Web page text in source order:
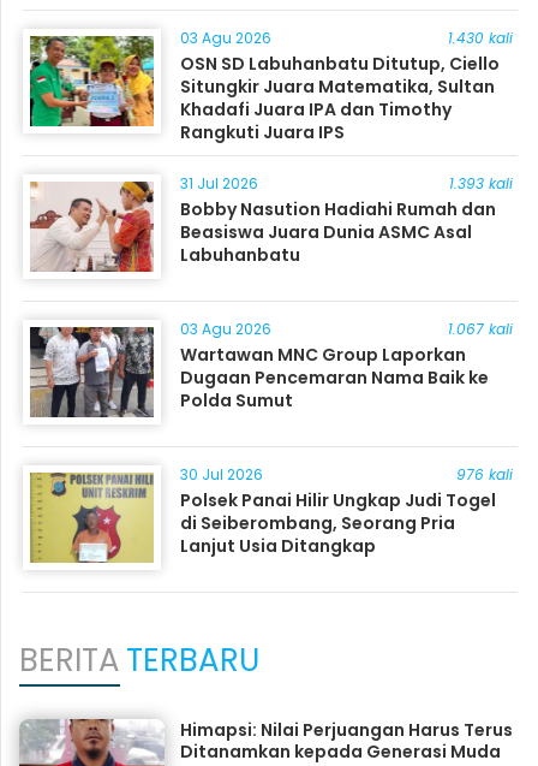
03 Agu 2026 1.430 kali
OSN SD Labuhanbatu Ditutup, Ciello
Situngkir Juara Matematika, Sultan
Khadafi Juara IPA dan Timothy
Rangkuti Juara IPS
31 Jul 2026 1.393 kali
Bobby Nasution Hadiahi Rumah dan
Beasiswa Juara Dunia ASMC Asal
Labuhanbatu
03 Agu 2026 1.067 kali
Wartawan MNC Group Laporkan
Dugaan Pencemaran Nama Baik ke
Polda Sumut
30 Jul 2026 976 kali
Polsek Panai Hilir Ungkap Judi Togel
di Seiberombang, Seorang Pria
Lanjut Usia Ditangkap
BERITATERBARU
Himapsi: Nilai Perjuangan Harus Terus
Ditanamkan kepada Generasi Muda